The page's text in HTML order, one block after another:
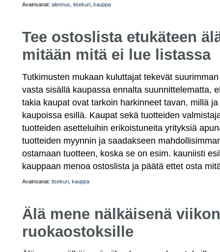
Avainsanat: alennus itsekuri kauppa
Tee ostoslista etukäteen
mitään mitä ei lue listassa
Tutkimusten mukaan kuluttajat tekevät
vasta sisällä kaupassa ennalta suunnittelematta,
takia kaupat ovat tarkoin harkinneet tavan, millä
kaupoissa esillä. Kaupat sekä tuotteiden
tuotteiden asetteluihin erikoistuneita yrityksiä
tuotteiden myynnin ja saadakseen
ostamaan tuotteen, koska se on esim. kauniisti
kauppaan menoa ostoslista ja päätä ettet osta
Avainsanat: itsekuri kauppa
Älä mene nälkäisenä
ruokaostoksille